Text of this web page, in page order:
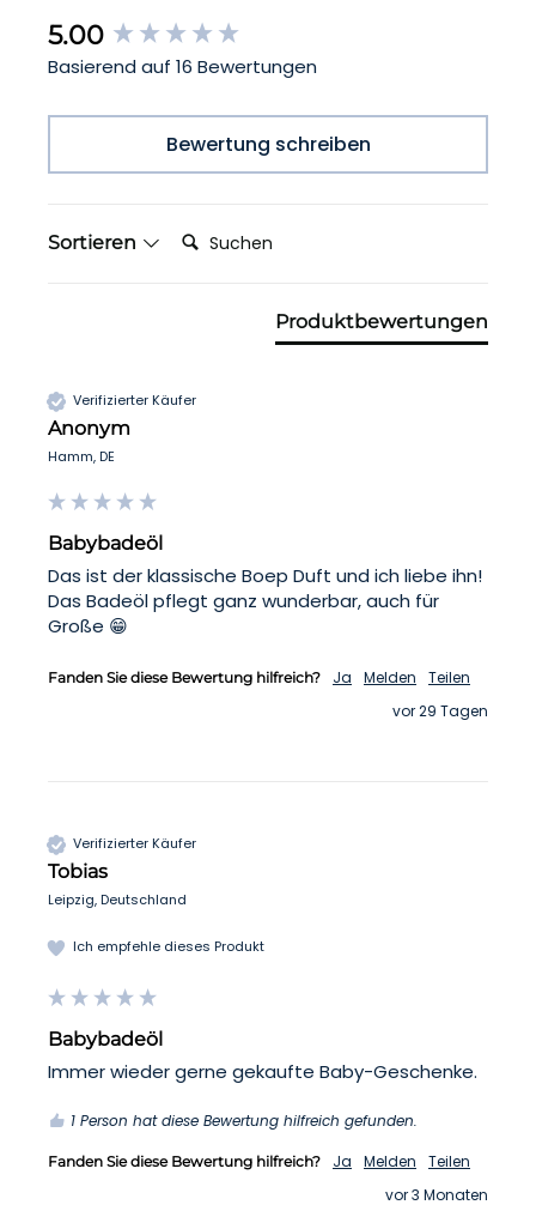
5.00
Basierend auf 16 Bewertungen
Bewertung schreiben
Sortieren
Produktbewertungen
Verifizierter Käufer
Anonym
Hamm, DE
Babybadeöl
Das ist der klassische Boep Duft und ich liebe ihn!
Das Badeöl pflegt ganz wunderbar, auch für
Große 😁
Fanden Sie diese Bewertung hilfreich? Ja Melden
Teilen
vor 29 Tagen
Verifizierter Käufer
Tobias
Leipzig, Deutschland
Ich empfehle dieses Produkt
Babybadeöl
Immer wieder gerne gekaufte Baby-Geschenke.
1 Person hat diese Bewertung hilfreich gefunden.
Fanden Sie diese Bewertung hilfreich? Ja Melden
Teilen
vor 3 Monaten
New content loaded